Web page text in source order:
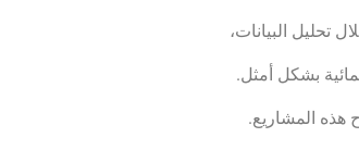
تحليل البيانات،
بشكل أمثل.
هذه المشاريع.